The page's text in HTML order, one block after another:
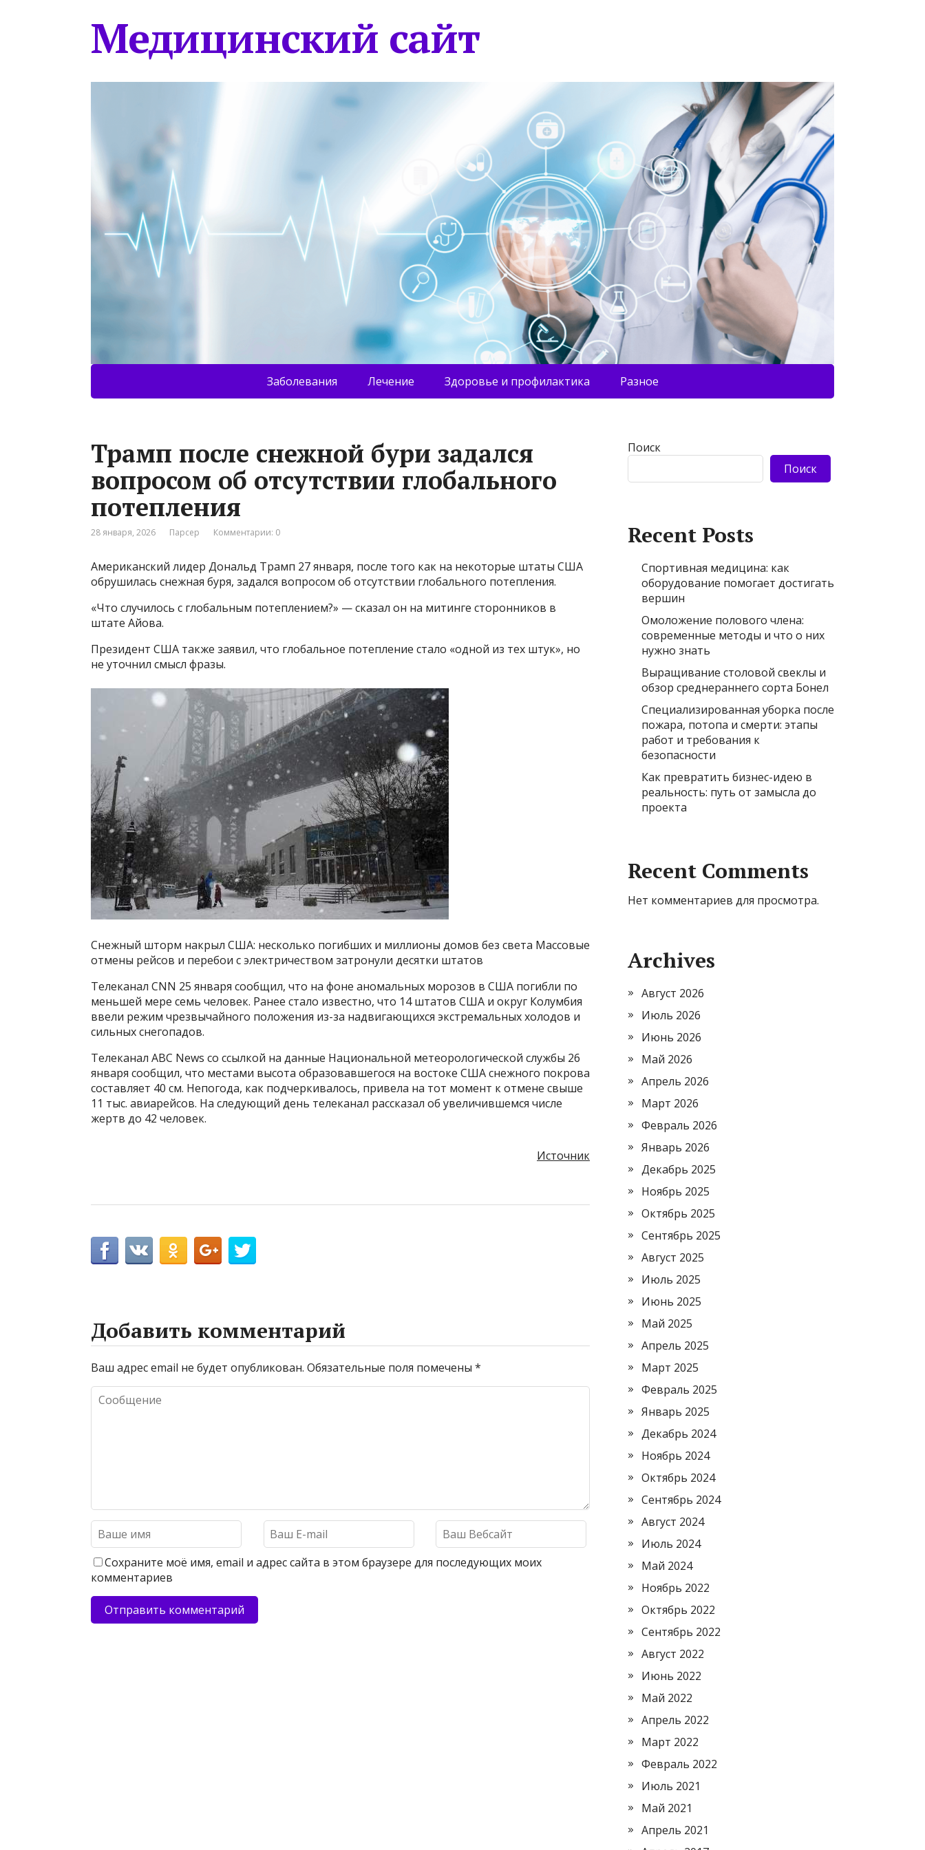
Медицинский сайт
Заболевания Лечение Здоровье и профилактика Разное
Трамп после снежной бури задался
вопросом об отсутствии глобального
потепления
28 января, 2026 Парсер Комментарии: 0
Американский лидер Дональд Трамп 27 января, после того как на некоторые штаты США
обрушилась снежная буря, задался вопросом об отсутствии глобального потепления.
«Что случилось с глобальным потеплением?» — сказал он на митинге сторонников в
штате Айова.
Президент США также заявил, что глобальное потепление стало «одной из тех штук», но
не уточнил смысл фразы.
Снежный шторм накрыл США: несколько погибших и миллионы домов без света Массовые
отмены рейсов и перебои с электричеством затронули десятки штатов
Телеканал CNN 25 января сообщил, что на фоне аномальных морозов в США погибли по
меньшей мере семь человек. Ранее стало известно, что 14 штатов США и округ Колумбия
ввели режим чрезвычайного положения из-за надвигающихся экстремальных холодов и
сильных снегопадов.
Телеканал ABC News со ссылкой на данные Национальной метеорологической службы 26
января сообщил, что местами высота образовавшегося на востоке США снежного покрова
составляет 40 см. Непогода, как подчеркивалось, привела на тот момент к отмене свыше
11 тыс. авиарейсов. На следующий день телеканал рассказал об увеличившемся числе
жертв до 42 человек.
Источник
Добавить комментарий
Ваш адрес email не будет опубликован. Обязательные поля помечены *
Сохраните моё имя, email и адрес сайта в этом браузере для последующих моих
комментариев
Поиск
Поиск
Recent Posts
Спортивная медицина: как
оборудование помогает достигать
вершин
Омоложение полового члена:
современные методы и что о них
нужно знать
Выращивание столовой свеклы и
обзор среднераннего сорта Бонел
Специализированная уборка после
пожара, потопа и смерти: этапы
работ и требования к
безопасности
Как превратить бизнес-идею в
реальность: путь от замысла до
проекта
Recent Comments
Нет комментариев для просмотра.
Archives
Август 2026
Июль 2026
Июнь 2026
Май 2026
Апрель 2026
Март 2026
Февраль 2026
Январь 2026
Декабрь 2025
Ноябрь 2025
Октябрь 2025
Сентябрь 2025
Август 2025
Июль 2025
Июнь 2025
Май 2025
Апрель 2025
Март 2025
Февраль 2025
Январь 2025
Декабрь 2024
Ноябрь 2024
Октябрь 2024
Сентябрь 2024
Август 2024
Июль 2024
Май 2024
Ноябрь 2022
Октябрь 2022
Сентябрь 2022
Август 2022
Июнь 2022
Май 2022
Апрель 2022
Март 2022
Февраль 2022
Июль 2021
Май 2021
Апрель 2021